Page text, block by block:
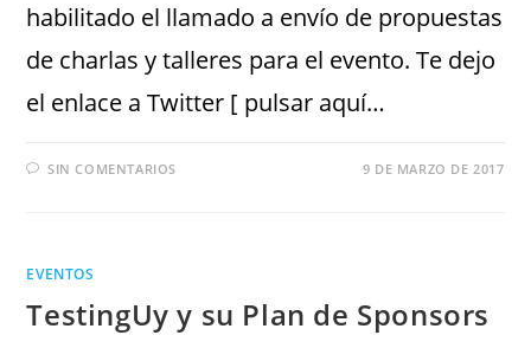
habilitado el llamado a envío de propuestas
de charlas y talleres para el evento. Te dejo
el enlace a Twitter [ pulsar aquí…
SIN COMENTARIOS 9 DE MARZO DE 2017
EVENTOS
TestingUy y su Plan de Sponsors